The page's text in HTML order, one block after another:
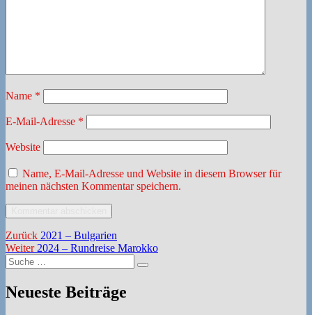
Name *
E-Mail-Adresse *
Website
Name, E-Mail-Adresse und Website in diesem Browser für
meinen nächsten Kommentar speichern.
Beitragsnavigation
Zurück Vorheriger
Beitrag:
2021 – Bulgarien
Weiter Nächster
2024 – Rundreise Marokko
Suche
nach:
Suchen
Neueste Beiträge